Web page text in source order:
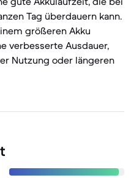
Tag überdauern kann.
größeren Akku
verbesserte Ausdauer,
Nutzung oder längeren